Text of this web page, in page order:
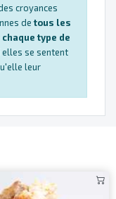
croyances
de tous les
chaque type de
se sentent
leur